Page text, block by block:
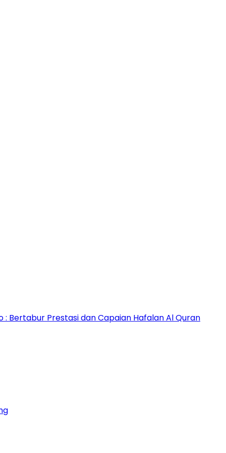
Bertabur Prestasi dan Capaian Hafalan Al Quran